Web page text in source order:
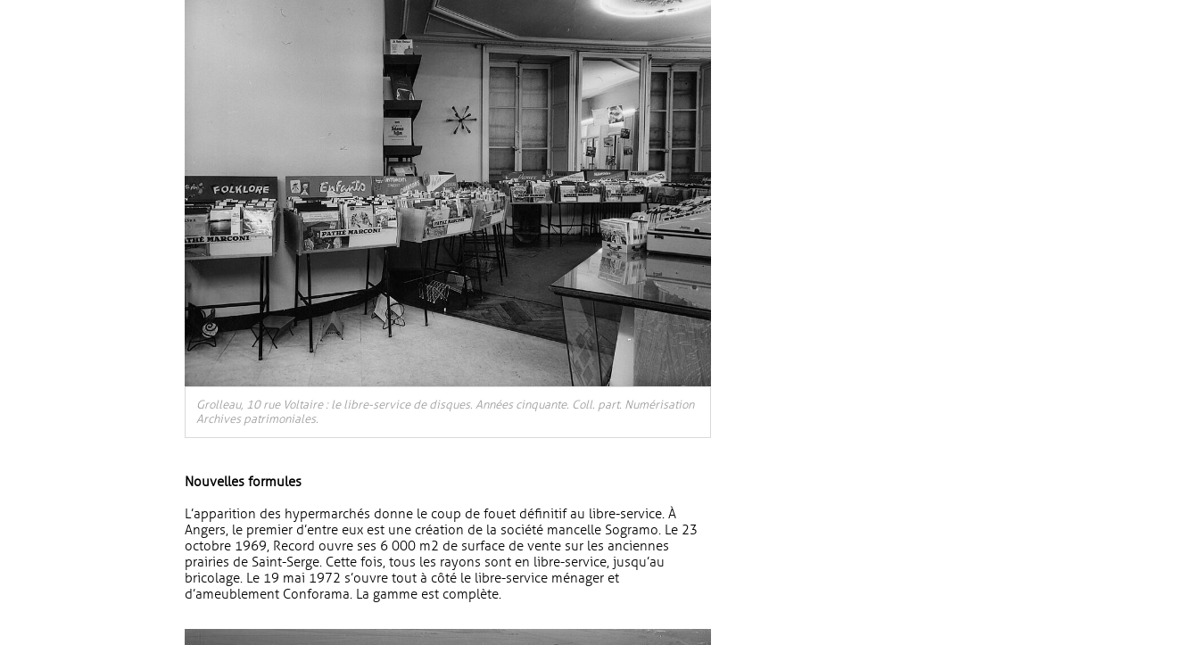
Grolleau, 10 rue Voltaire : le libre-service de disques. Années cinquante. Coll. part. Numérisation
Archives patrimoniales.
Nouvelles formules
L’apparition des hypermarchés donne le coup de fouet définitif au libre-service. À
Angers, le premier d’entre eux est une création de la société mancelle Sogramo. Le 23
octobre 1969, Record ouvre ses 6 000 m2 de surface de vente sur les anciennes
prairies de Saint-Serge. Cette fois, tous les rayons sont en libre-service, jusqu’au
bricolage. Le 19 mai 1972 s’ouvre tout à côté le libre-service ménager et
d’ameublement Conforama. La gamme est complète.